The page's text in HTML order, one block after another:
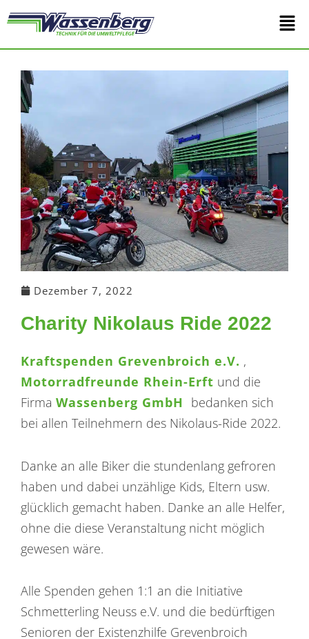
Inhalt
springen
Main
Dezember 7, 2022
Charity Nikolaus Ride 2022
Kraftspenden Grevenbroich e.V. ,
Motorradfreunde Rhein-Erft und die
Firma Wassenberg GmbH bedanken sich
bei allen Teilnehmern des Nikolaus-Ride 2022.
Danke an alle Biker die stundenlang gefroren
haben und dabei unzählige Kids, Eltern usw.
glücklich gemacht haben. Danke an alle Helfer,
ohne die diese Veranstaltung nicht möglich
gewesen wäre.
Alle Spenden gehen 1:1 an die Initiative
Schmetterling Neuss e.V. und die bedürftigen
Senioren der Existenzhilfe Grevenbroich